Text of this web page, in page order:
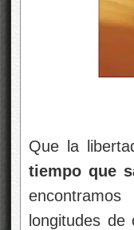
Que la
tiempo que
longitudes